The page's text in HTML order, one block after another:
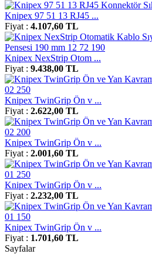
Knipex 97 51 13 RJ45 ...
Fiyat : 4.107,60 TL
Knipex NexStrip Otom ...
Fiyat : 9.438,00 TL
Knipex TwinGrip Ön v ...
Fiyat : 2.622,00 TL
Knipex TwinGrip Ön v ...
Fiyat : 2.001,60 TL
Knipex TwinGrip Ön v ...
Fiyat : 2.232,00 TL
Knipex TwinGrip Ön v ...
Fiyat : 1.701,60 TL
Sayfalar